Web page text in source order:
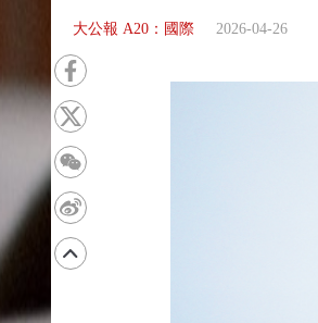
大公報 A20：國際 2026-04-26